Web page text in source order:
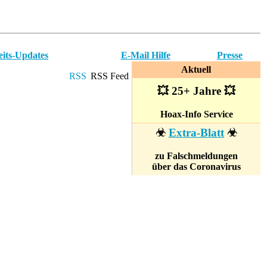
Updates E-Mail Hilfe
Presse
Aktuell
💥 25+ Jahre 💥
Hoax-Info Service
☣ Extra-Blatt ☣
zu Falschmeldungen
über das Coronavirus
RSS Feed